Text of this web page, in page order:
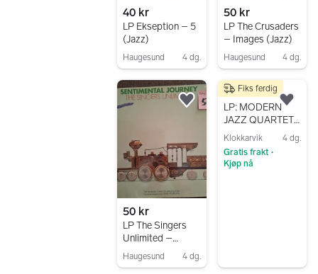
40 kr
LP Ekseption – 5
(Jazz)
Haugesund 4 dg.
50 kr
LP The Crusaders
– Images (Jazz)
Haugesund 4 dg.
50 kr
LP The Singers
Unlimited –
Sentimental
Journey (Jazz)
Haugesund 4 dg.
Legg til som favoritt.
100 kr
LP: MODERN
JAZZ QUARTET:
Together Again!
Montreux Jazz
Festival '82
Klokkarvik
4 dg.
Gratis frakt •
Kjøp nå
Fiks ferdig